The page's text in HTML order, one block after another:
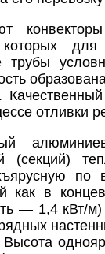
для
трубы
отливки
(секций)
как в
— 1,4 кВт/